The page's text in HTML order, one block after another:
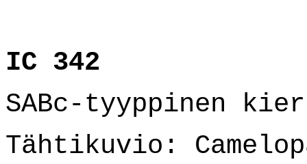
IC 342
SABc-tyyppinen
Tähtikuvio: